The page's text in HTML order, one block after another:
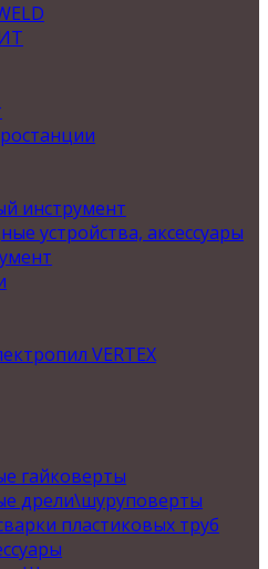
инструмент
устройства, аксессуары
VERTEX
гайковерты
дрели\шуруповерты
пластиковых труб